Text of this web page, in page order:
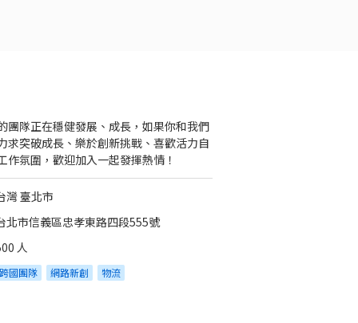
團隊正在穩健發展、成長，如果你和我們
求突破成長、樂於創新挑戰、喜歡活力自
作氛圍，歡迎加入一起發揮熱情！
灣 臺北市
北市信義區忠孝東路四段555號
人
跨國團隊 網路新創 物流